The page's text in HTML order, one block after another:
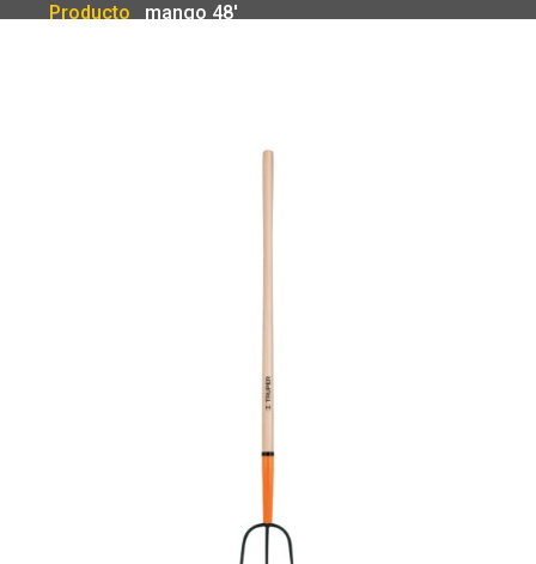
Producto
mango 48′